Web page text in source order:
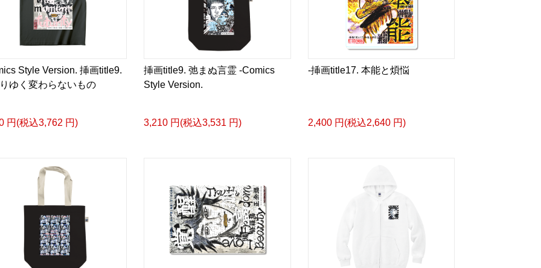
小説 [弛まぬ言霊]
挿画&グッズカタログ <デザイン画集:BEST版>
＜著者:作詞/挿画作成＞ 凛々風 猛 -リリカゼタケル
日本語版: https://amzn.asia/d/1pxD3g4
<デザイン画集:Comics Style Version.>
-挿画デザイン画集&グッズカタログ-
＜著者/小説:作詞:挿画作成＞
凛々風 猛-リリカゼタケル
https://amzn.asia/d/0dgbLm4e
Style Version. 挿画title9.
ゆく変わらないもの
円(税込3,762 円)
挿画title9. 弛まぬ言霊 -Comics
Style Version.
3,210 円(税込3,531 円)
-挿画title17. 本能と煩悩
2,400 円(税込2,640 円)